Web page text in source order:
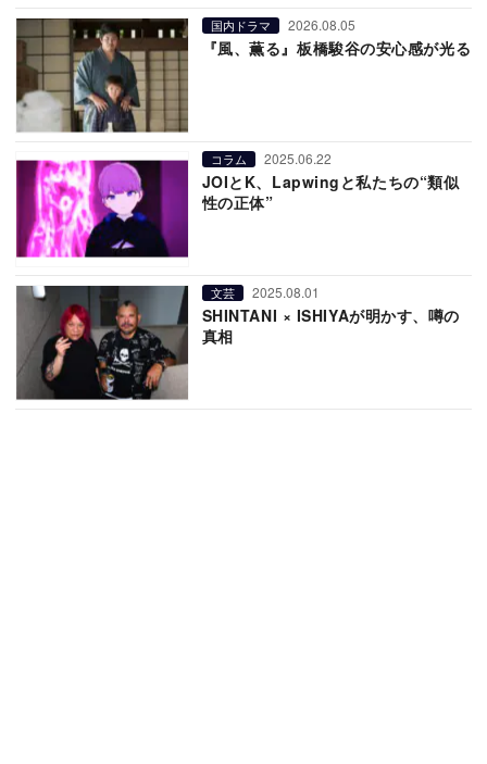
国内ドラマ 2026.08.05
『風、薫る』板橋駿谷の安心感が光る
コラム 2025.06.22
JOIとK、Lapwingと私たちの“類似
性の正体”
文芸 2025.08.01
SHINTANI × ISHIYAが明かす、噂の
真相